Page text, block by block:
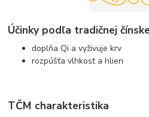
Účinky podľa tradičnej
doplňa Qi a vyživuje krv
rozpúšťa vlhkosť a hlien
TČM charakteristika